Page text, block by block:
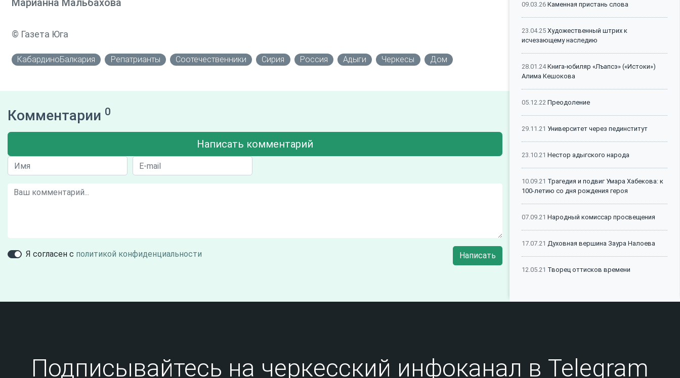
Марианна Мальбахова
© Газета Юга
КабардиноБалкария Репатрианты Соотечественники Сирия Россия Адыги Черкесы Дом
Комментарии 0
Написать комментарий
Я согласен с политикой конфиденциальности Написать
09.03.26 Каменная пристань слова
23.04.25 Художественный штрих к
исчезающему наследию
28.01.24Книга-юбиляр «Лъапсэ» («Истоки»)
Алима Кешокова
05.12.22 Преодоление
29.11.21 Университет через пединститут
23.10.21 Нестор адыгского народа
10.09.21 Трагедия и подвиг Умара Хабекова: к
100-летию со дня рождения героя
07.09.21 Народный комиссар просвещения
17.07.21 Духовная вершина Заура Налоева
12.05.21 Творец оттисков времени
Выставка в Дамаске посвящена
истории и наследию черкесов
Подписывайтесь на черкесский инфоканал в Telegram